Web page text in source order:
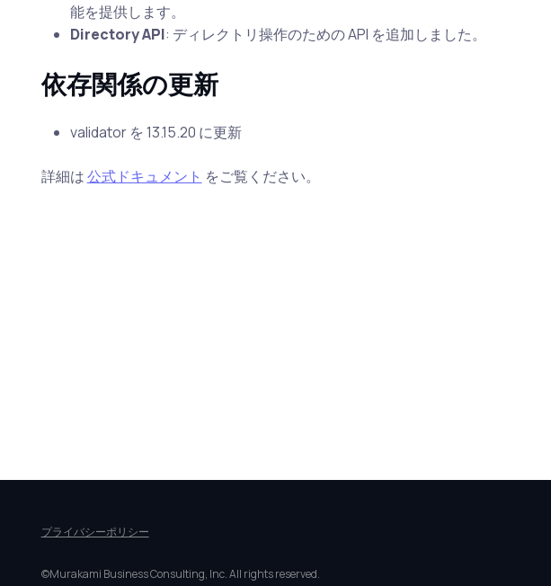
能を提供します。
Directory API: ディレクトリ操作のための API を追加しました。
依存関係の更新
validator を 13.15.20 に更新
詳細は公式ドキュメント をご覧ください。
プライバシーポリシー
©Murakami Business Consulting, Inc. All rights reserved.